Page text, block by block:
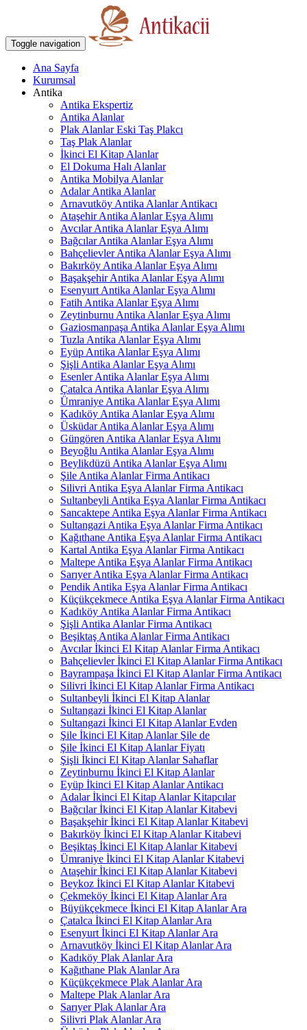
Toggle navigation
Ana Sayfa
Kurumsal
Antika
Antika Ekspertiz
Antika Alanlar
Plak Alanlar Eski Taş Plakcı
Taş Plak Alanlar
İkinci El Kitap Alanlar
El Dokuma Halı Alanlar
Antika Mobilya Alanlar
Adalar Antika Alanlar
Arnavutköy Antika Alanlar Antikacı
Ataşehir Antika Alanlar Eşya Alımı
Avcılar Antika Alanlar Eşya Alımı
Bağcılar Antika Alanlar Eşya Alımı
Bahçelievler Antika Alanlar Eşya Alımı
Bakırköy Antika Alanlar Eşya Alımı
Başakşehir Antika Alanlar Eşya Alımı
Esenyurt Antika Alanlar Eşya Alımı
Fatih Antika Alanlar Eşya Alımı
Zeytinburnu Antika Alanlar Eşya Alımı
Gaziosmanpaşa Antika Alanlar Eşya Alımı
Tuzla Antika Alanlar Eşya Alımı
Eyüp Antika Alanlar Eşya Alımı
Şişli Antika Alanlar Eşya Alımı
Esenler Antika Alanlar Eşya Alımı
Çatalca Antika Alanlar Eşya Alımı
Ümraniye Antika Alanlar Eşya Alımı
Kadıköy Antika Alanlar Eşya Alımı
Üsküdar Antika Alanlar Eşya Alımı
Güngören Antika Alanlar Eşya Alımı
Beyoğlu Antika Alanlar Eşya Alımı
Beylikdüzü Antika Alanlar Eşya Alımı
Şile Antika Alanlar Firma Antikacı
Silivri Antika Eşya Alanlar Firma Antikacı
Sultanbeyli Antika Eşya Alanlar Firma Antikacı
Sancaktepe Antika Eşya Alanlar Firma Antikacı
Sultangazi Antika Eşya Alanlar Firma Antikacı
Kağıthane Antika Eşya Alanlar Firma Antikacı
Kartal Antika Eşya Alanlar Firma Antikacı
Maltepe Antika Eşya Alanlar Firma Antikacı
Sarıyer Antika Eşya Alanlar Firma Antikacı
Pendik Antika Eşya Alanlar Firma Antikacı
Küçükçekmece Antika Eşya Alanlar Firma Antikacı
Kadıköy Antika Alanlar Firma Antikacı
Şişli Antika Alanlar Firma Antikacı
Beşiktaş Antika Alanlar Firma Antikacı
Avcılar İkinci El Kitap Alanlar Firma Antikacı
Bahçelievler İkinci El Kitap Alanlar Firma Antikacı
Bayrampaşa İkinci El Kitap Alanlar Firma Antikacı
Silivri İkinci El Kitap Alanlar Firma Antikacı
Sultanbeyli İkinci El Kitap Alanlar
Sultangazi İkinci El Kitap Alanlar
Sultangazi İkinci El Kitap Alanlar Evden
Şile İkinci El Kitap Alanlar Şile de
Şile İkinci El Kitap Alanlar Fiyatı
Şişli İkinci El Kitap Alanlar Sahaflar
Zeytinburnu İkinci El Kitap Alanlar
Eyüp İkinci El Kitap Alanlar Antikacı
Adalar İkinci El Kitap Alanlar Kitapcılar
Bağcılar İkinci El Kitap Alanlar Kitabevi
Başakşehir İkinci El Kitap Alanlar Kitabevi
Bakırköy İkinci El Kitap Alanlar Kitabevi
Beşiktaş İkinci El Kitap Alanlar Kitabevi
Ümraniye İkinci El Kitap Alanlar Kitabevi
Ataşehir İkinci El Kitap Alanlar Kitabevi
Beykoz İkinci El Kitap Alanlar Kitabevi
Çekmeköy İkinci El Kitap Alanlar Ara
Büyükçekmece İkinci El Kitap Alanlar Ara
Çatalca İkinci El Kitap Alanlar Ara
Esenyurt İkinci El Kitap Alanlar Ara
Arnavutköy İkinci El Kitap Alanlar Ara
Kadıköy Plak Alanlar Ara
Kağıthane Plak Alanlar Ara
Küçükçekmece Plak Alanlar Ara
Maltepe Plak Alanlar Ara
Sarıyer Plak Alanlar Ara
Silivri Plak Alanlar Ara